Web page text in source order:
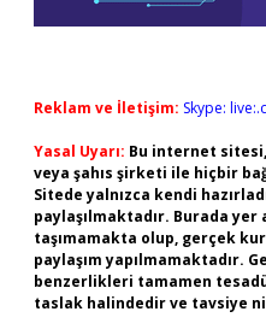
Reklam ve İletişim: Skype:
Yasal Uyarı: Bu internet
veya şahıs şirketi ile hiçbir
Sitede yalnızca kendi
paylaşılmaktadır. Burada
taşımamakta olup, gerçek
paylaşım yapılmamaktadır.
benzerlikleri tamamen
taslak halindedir ve tavsiye